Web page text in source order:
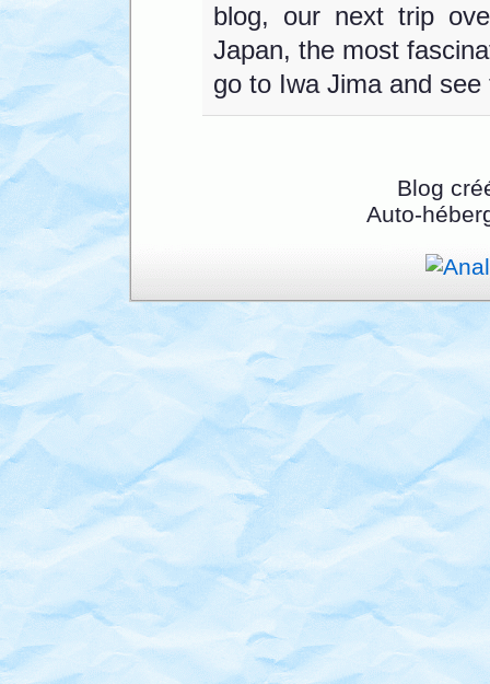
blog, our next trip
Japan, the most
go to Iwa Jima and
Blog
Auto-